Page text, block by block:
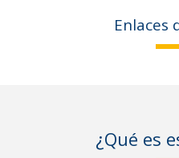
Enlaces
¿Qué es